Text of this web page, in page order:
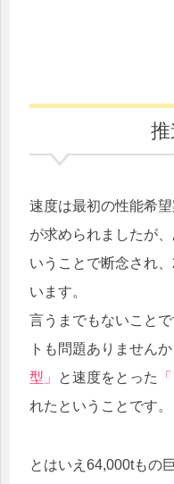
速度は最初の性能希
が求められましたが
いうことで断念され
います。
言うまでもないこと
トも問題ありません
型」
と速度をとった
れたということです。
とはいえ64,000tもの